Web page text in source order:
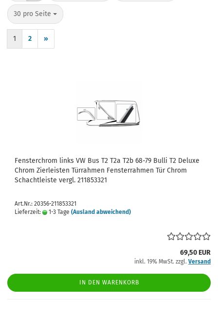
30 pro Seite
pro Seite
1 2 »
Fensterchrom links VW Bus T2 T2a T2b 68-79 Bulli T2 Deluxe
Chrom Zierleisten Türrahmen Fensterrahmen Tür Chrom
Schachtleiste vergl. 211853321
Art.Nr.: 20356-211853321
Lieferzeit:
1-3 Tage (Ausland abweichend)
69,50 EUR
inkl. 19% MwSt. zzgl. Versand
IN DEN WARENKORB